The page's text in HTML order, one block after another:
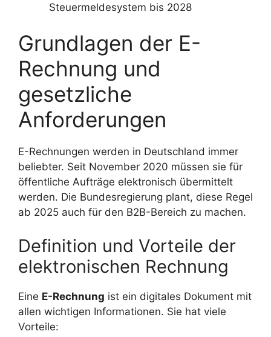
Steuermeldesystem bis 2028
Grundlagen der E-
Rechnung und
gesetzliche
Anforderungen
E-Rechnungen werden in Deutschland immer
beliebter. Seit November 2020 müssen sie für
öffentliche Aufträge elektronisch übermittelt
werden. Die Bundesregierung plant, diese Regel
ab 2025 auch für den B2B-Bereich zu machen.
Definition und Vorteile der
elektronischen Rechnung
Eine E-Rechnung ist ein digitales Dokument mit
allen wichtigen Informationen. Sie hat viele
Vorteile: